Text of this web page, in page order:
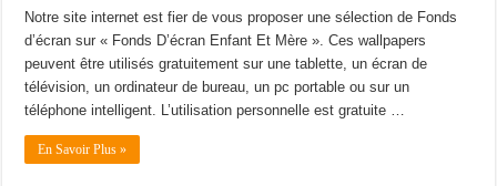
Notre site internet est fier de vous proposer une sélection de Fonds
d’écran sur « Fonds D’écran Enfant Et Mère ». Ces wallpapers
peuvent être utilisés gratuitement sur une tablette, un écran de
télévision, un ordinateur de bureau, un pc portable ou sur un
téléphone intelligent. L’utilisation personnelle est gratuite …
En Savoir Plus »